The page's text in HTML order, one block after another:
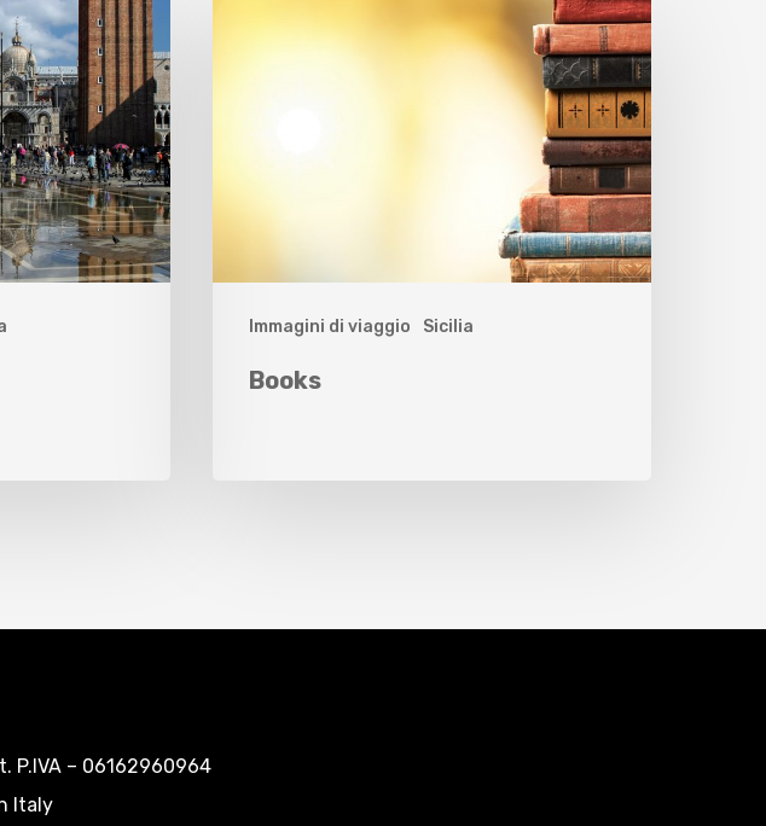
Immagini di viaggio Sicilia
Books
P.IVA – 06162960964
Italy